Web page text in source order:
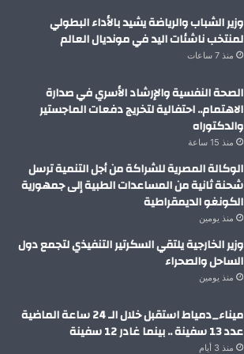
وزير الشباب والرياضة يشيد بالأداء البطولي
لمنتخب ناشئات اليد في مونديال العالم
منذ 7 ساعات
الصحة النفسية والإرشاد الأسري في صدارة
الاهتمام.. احتفالية لتخريج دفعات الماجستير
والدكتوراه
منذ 15 ساعة
الوكالة المصرية للشراكة من أجل التنمية ترسل
شحنة ثانية من المساعدات الطبية إلى جمهورية
الكونغو الديمقراطية
منذ يومين
وزير الخارجية يلتقي السكرتير التنفيذي لتجمع دول
الساحل والصحراء
منذ يومين
ميناء_دمياط استقبل خلال الـ 24 ساعة الماضية
عدد 13 سفينة .. بينما غادر 12 سفينة
منذ 3 أيام